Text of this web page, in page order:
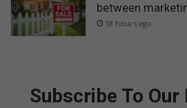
between
18 hours ago
Subscribe To